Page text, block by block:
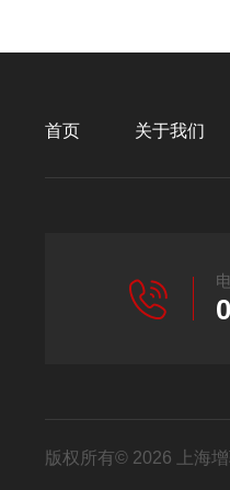
首页 关于我们
版权所有© 2026 上海